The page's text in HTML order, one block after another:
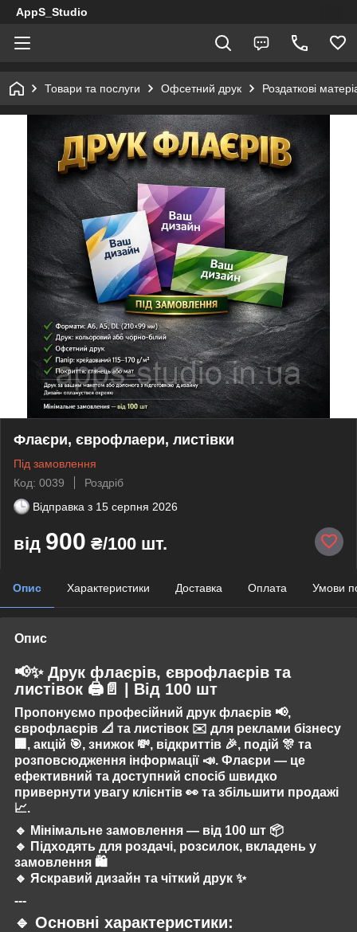
AppS_Studio
Товари та послуги Офсетний друк Роздаткові
Флаєри, єврофлаери, листівки
Під замовлення
Код: 0039
Роздріб
Відправка з 15 серпня 2026
від 900 ₴/100 шт.
Опис Характеристики Доставка Оплата Умови
Опис
📢✨ Друк флаєрів, єврофлаєрів та
листівок 🖨️📄 | Від 100 шт
Пропонуємо професійний друк флаєрів 📢,
єврофлаєрів 📐 та листівок ✉️ для реклами бізнесу
🏢, акцій 🎯, знижок 💸, відкриттів 🎉, подій 🎊 та
розповсюдження інформації 📣. Флаєри — це
ефективний та доступний спосіб швидко
привернути увагу клієнтів 👀 та збільшити продажі
📈.
🔹 Мінімальне замовлення — від 100 шт 📦
🔹 Підходять для роздачі, розсилок, вкладень у
замовлення 🛍️
🔹 Яскравий дизайн та чіткий друк ✨
---
🔹 Основні характеристики: